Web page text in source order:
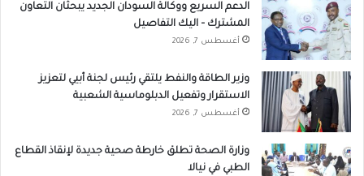
الدعم السريع ووكالة السودان الجديد يبحثان التعاون
المشترك – اليك التفاصيل
أغسطس 7, 2026
وزير الطاقة والنفط يلتقي رئيس لجنة أبيي لتعزيز
الاستقرار وتفعيل الدبلوماسية الشعبية
أغسطس 7, 2026
وزارة الصحة تطلق خارطة صحية جديدة لإنقاذ القطاع
الطبي في نيالا